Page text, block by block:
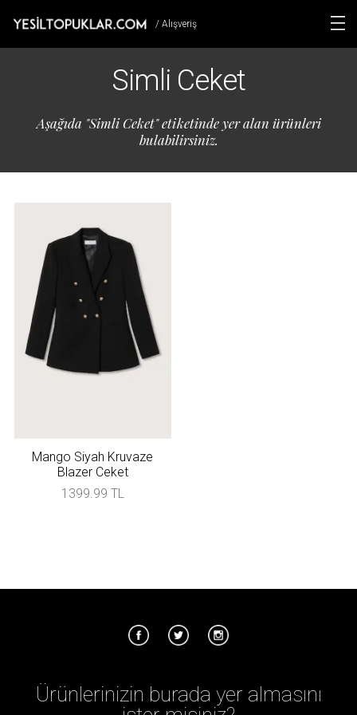
/ Alışveriş
Simli Ceket
Aşağıda "Simli Ceket" etiketinde yer alan ürünleri
bulabilirsiniz.
Mango Siyah Kruvaze
Blazer Ceket
1399.99 TL
Ürünlerinizin burada yer almasını